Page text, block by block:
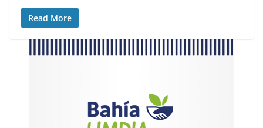
Read More